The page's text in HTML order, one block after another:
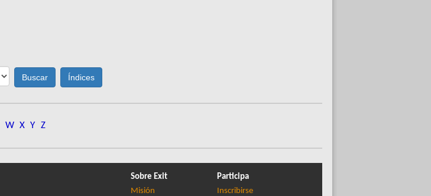
W X Y Z
Sobre Exit
Misión
Participa
Inscribirse